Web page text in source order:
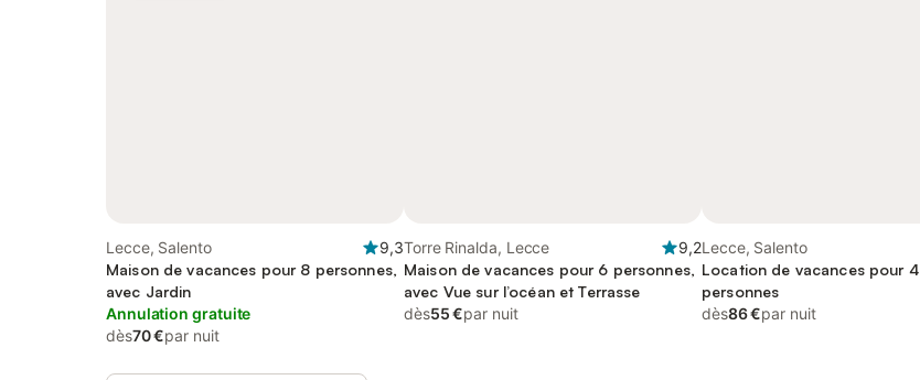
Lecce, Salento
9,3
Maison de vacances pour 8 personnes,
avec Jardin
Annulation gratuite
dès70 €par nuit
Torre Rinalda, Lecce
9,2
Maison de vacances pour 6 personnes,
avec Vue sur l’océan et Terrasse
dès55 €par nuit
Lecce, Salento
Location de vacances pour 4
personnes
dès86 €par nuit